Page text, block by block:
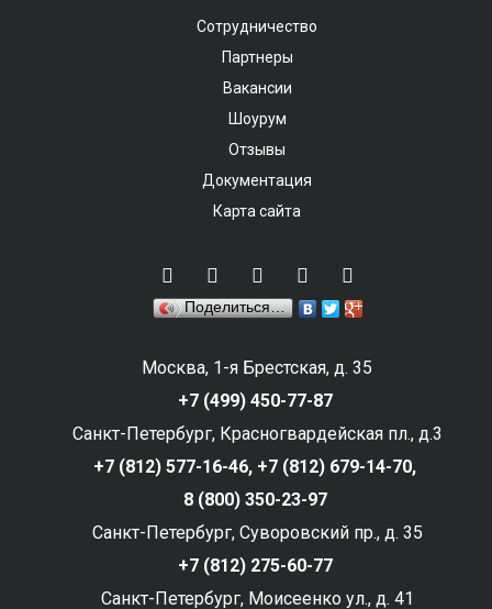
Сотрудничество
Партнеры
Вакансии
Шоурум
Отзывы
Документация
Карта сайта
Поделиться…
Москва, 1-я Брестская, д. 35
+7 (499) 450-77-87
Санкт-Петербург, Красногвардейская пл., д.3
+7 (812) 577-16-46, +7 (812) 679-14-70,
8 (800) 350-23-97
Санкт-Петербург, Суворовский пр., д. 35
+7 (812) 275-60-77
Санкт-Петербург, Моисеенко ул., д. 41